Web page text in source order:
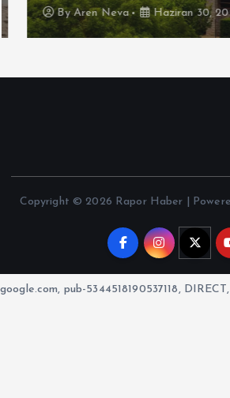
ByAren Neva Haziran 30, 2026
Copyright © 2026 Rapor Haber |
google.com, pub-5344518190537118,